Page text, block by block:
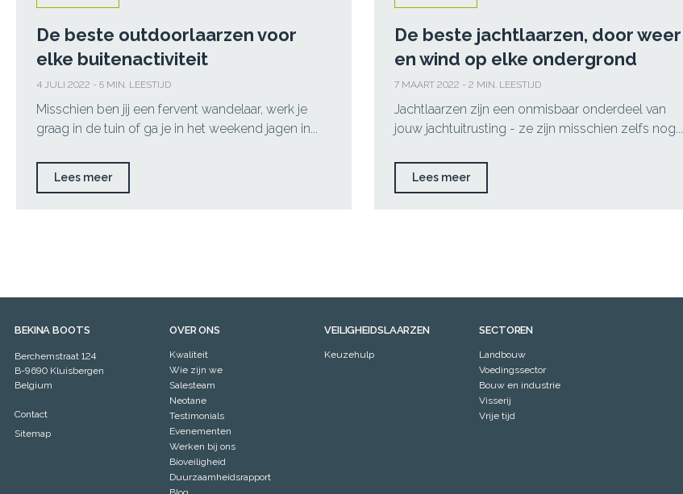
De beste outdoorlaarzen voor
elke buitenactiviteit
4 JULI 2022 - 5 MIN. LEESTIJD
Misschien ben jij een fervent wandelaar, werk je
graag in de tuin of ga je in het weekend jagen in...
Lees meer
De beste jachtlaarzen, door weer
en wind op elke ondergrond
7 MAART 2022 - 2 MIN. LEESTIJD
Jachtlaarzen zijn een onmisbaar onderdeel van
jouw jachtuitrusting - ze zijn misschien zelfs nog...
Lees meer
BEKINA BOOTS
Berchemstraat 124
B-9690 Kluisbergen
Belgium
Contact
Sitemap
OVER ONS
Kwaliteit
Wie zijn we
Salesteam
Neotane
Testimonials
Evenementen
Werken bij ons
Bioveiligheid
Duurzaamheidsrapport
VEILIGHEIDSLAARZEN
Keuzehulp
SECTOREN
Landbouw
Voedingssector
Bouw en industrie
Visserij
Vrije tijd